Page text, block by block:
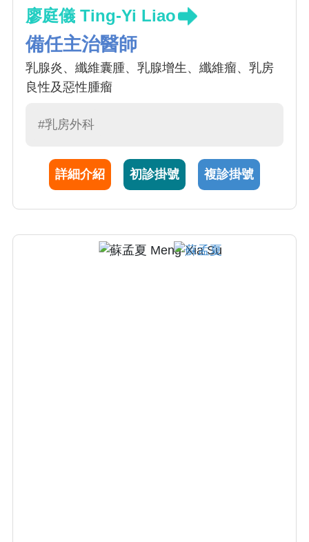
廖庭儀 Ting-Yi Liao
備任主治醫師
乳腺炎、纖維囊腫、乳腺增生、纖維瘤、乳房
良性及惡性腫瘤
#乳房外科
詳細介紹 初診掛號 複診掛號